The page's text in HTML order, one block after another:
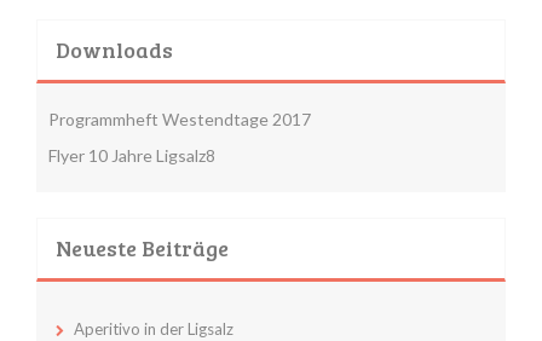
Downloads
Programmheft Westendtage 2017
Flyer 10 Jahre Ligsalz8
Neueste Beiträge
Aperitivo in der Ligsalz